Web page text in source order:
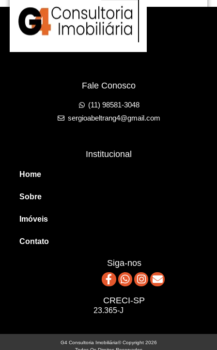
Fale Conosco
(11) 98581-3048
sergioabeltrang4@gmail.com
Institucional
Home
Sobre
Imóveis
Contato
Siga-nos
CRECI-SP
23.365-J
G4 Consultoria Imobiliária© Copyright 2026